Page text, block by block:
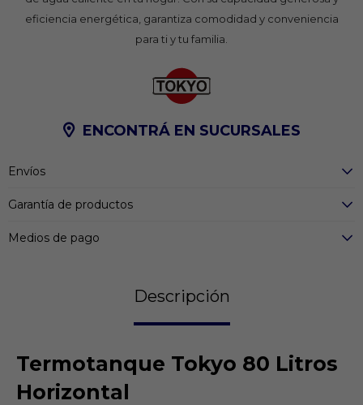
eficiencia energética, garantiza comodidad y conveniencia
para ti y tu familia.
ENCONTRÁ EN SUCURSALES
Envíos
Garantía de productos
Medios de pago
Descripción
Termotanque Tokyo 80 Litros
Horizontal